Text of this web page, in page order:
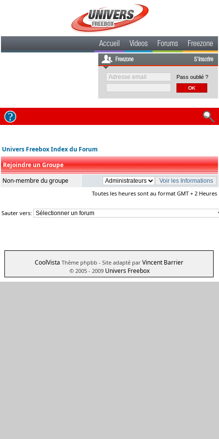
Accueil Videos Forums Freezone
Freezone S'inscrire
Pass oublié ?
Univers Freebox Index du Forum
Rejoindre un Groupe
Non-membre du groupe
Toutes les heures sont au format GMT + 2 Heures
Sauter vers:
CoolVista Thème phpbb - Site adapté par Vincent Barrier
© 2005 - 2009 Univers Freebox